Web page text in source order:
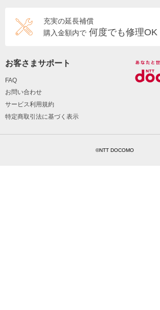
充実の延長補償
購入金額内で 何度でも修理OK
お客さまサポート
FAQ
お問い合わせ
サービス利用規約
特定商取引法に基づく表示
©NTT DOCOMO